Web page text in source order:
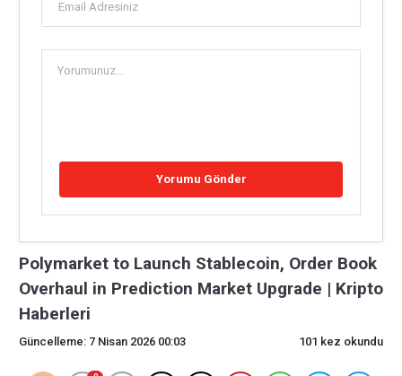
Polymarket to Launch Stablecoin, Order Book
Overhaul in Prediction Market Upgrade | Kripto
Haberleri
Güncelleme: 7 Nisan 2026 00:03 101 kez okundu